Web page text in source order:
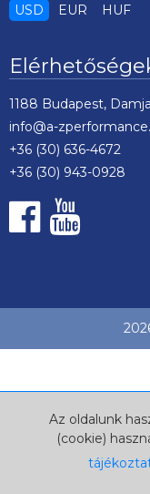
Az oldalunk
(cookie)
USD
EUR HUF
1188 Budapest,
info@a-
+36 (30) 636-4672
+36 (30) 943-0928